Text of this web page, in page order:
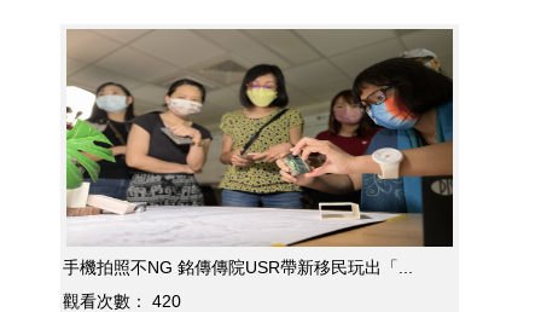
手機拍照不NG 銘傳傳院USR帶新移民玩出「...
觀看次數：
420